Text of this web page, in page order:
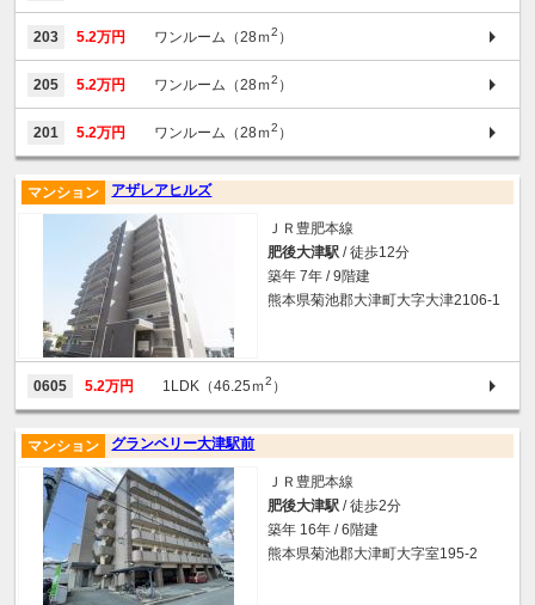
203 5.2万円 ワンルーム（28ｍ2 ）
205 5.2万円 ワンルーム（28ｍ2 ）
201 5.2万円 ワンルーム（28ｍ2 ）
アザレアヒルズ
マンション
ＪＲ豊肥本線
肥後大津駅 / 徒歩12分
築年 7年 / 9階建
熊本県菊池郡大津町大字大津2106-1
0605 5.2万円 1LDK（46.25ｍ2 ）
グランベリー大津駅前
マンション
ＪＲ豊肥本線
肥後大津駅 / 徒歩2分
築年 16年 / 6階建
熊本県菊池郡大津町大字室195-2